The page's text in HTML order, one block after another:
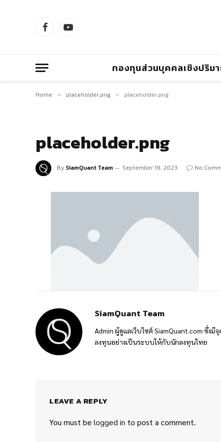
FacebookYouTube
กองทุนส่วนบุคคลเชิงปริม
Home » placeholder.png » placeholder.png
placeholder.png
By SiamQuant Team September 19, 2023 No
SiamQuant Team
Admin ผู้ดูแลเว็บไซต์ SiamQuant.com ซึ่ง
ลงทุนอย่างเป็นระบบให้กับนักลงทุนไทย
LEAVE A REPLY
You must be logged in to post a comment.